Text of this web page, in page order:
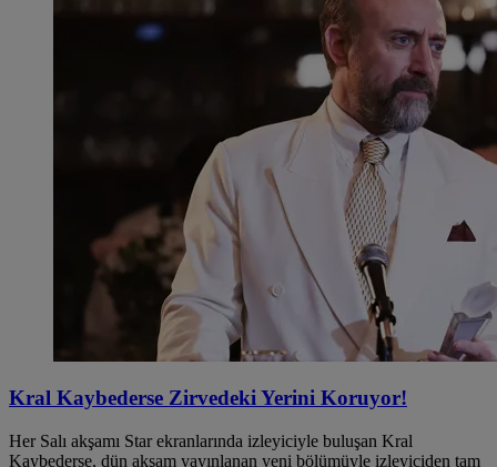
Kral Kaybederse Zirvedeki Yerini Koruyor!
Her Salı akşamı Star ekranlarında izleyiciyle buluşan Kral
Kaybederse, dün akşam yayınlanan yeni bölümüyle izleyiciden tam